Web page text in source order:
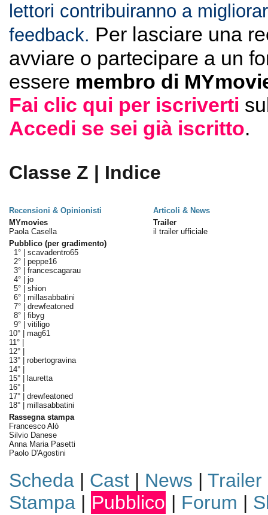
lettori contribuiranno a
feedback. Per lasciare una
avviare o partecipare a un
essere membro di
Fai clic qui per iscriverti
Accedi se sei già iscritto.
Classe Z | Indice
Recensioni & Opinionisti
Articoli & News
MYmovies
Paola Casella
Pubblico (per gradimento)
1° | scavadentro65
2° | peppe16
3° | francescagarau
4° | jo
5° | shion
6° | millasabbatini
7° | drewfeatoned
8° | fibyg
9° | vitiligo
10° | mag61
11° |
12° |
13° | robertogravina
14° |
15° |
lauretta
16° |
17° | drewfeatoned
18° | millasabbatini
Rassegna stampa
Francesco Alò
Silvio Danese
Anna Maria Pasetti
Paolo D'Agostini
Trailer
il trailer ufficiale
Scheda| Cast| News | Trailer
Stampa| Pubblico | Forum |